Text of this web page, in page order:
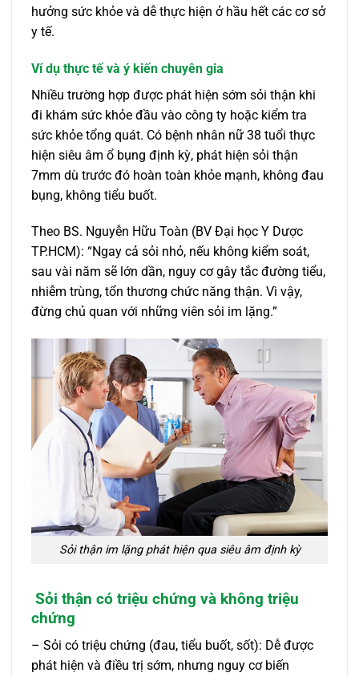
hưởng sức khỏe và dễ thực hiện ở hầu hết các cơ sở
y tế.
Ví dụ thực tế và ý kiến chuyên gia
Nhiều trường hợp được phát hiện sớm sỏi thận khi
đi khám sức khỏe đầu vào công ty hoặc kiểm tra
sức khỏe tổng quát. Có bệnh nhân nữ 38 tuổi thực
hiện siêu âm ổ bụng định kỳ, phát hiện sỏi thận
7mm dù trước đó hoàn toàn khỏe mạnh, không đau
bụng, không tiểu buốt.
Theo BS. Nguyễn Hữu Toàn (BV Đại học Y Dược
TP.HCM): “Ngay cả sỏi nhỏ, nếu không kiểm soát,
sau vài năm sẽ lớn dần, nguy cơ gây tắc đường tiểu,
nhiễm trùng, tổn thương chức năng thận. Vì vậy,
đừng chủ quan với những viên sỏi im lặng.”
Sỏi thận im lặng phát hiện qua siêu âm định kỳ
Sỏi thận có triệu chứng và không triệu
chứng
– Sỏi có triệu chứng (đau, tiểu buốt, sốt): Dễ được
phát hiện và điều trị sớm, nhưng nguy cơ biến